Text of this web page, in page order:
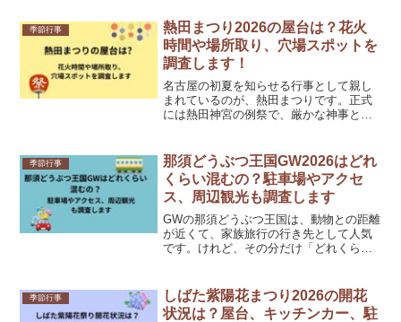
季節行事
熱田まつり2026の屋台は？花火
時間や場所取り、穴場スポットを
調査します！
名古屋の初夏を知らせる行事として親し
まれているのが、熱田まつりです。正式
には熱田神宮の例祭で、厳かな神事とに
おごそかな空気と夏祭りらしい高揚感が
同時に味わえるところが、...
季節行事
那須どうぶつ王国GW2026はどれ
くらい混むの？駐車場やアクセ
ス、周辺観光も調査します
GWの那須どうぶつ王国は、動物との距離
が近くて、家族旅行の行き先として人気
です。けれど、その分だけ「どれくらい
おでかけが渋滞と行列ばかりだと少し切
なくなるので、行く前に...
季節行事
しばた紫陽花まつり2026の開花
状況は？屋台、キッチンカー、駐